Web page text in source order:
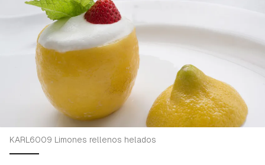
KARL6009 Limones rellenos helados